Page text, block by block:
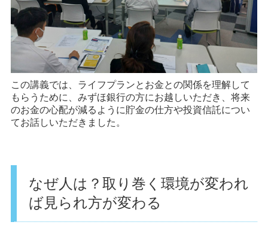
この講義では、ライフプランとお金との関係を理解して
もらうために、みずほ銀行の方にお越しいただき、将来
のお金の心配が減るように貯金の仕方や投資信託につい
てお話しいただきました。
なぜ人は？取り巻く環境が変われ
ば見られ方が変わる